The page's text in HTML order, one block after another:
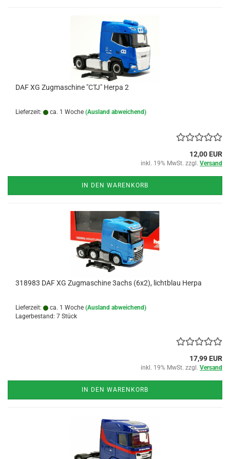
DAF XG Zugmaschine "CTJ" Herpa 2
Lieferzeit: ca. 1 Woche (Ausland abweichend)
12,00 EUR
inkl. 19% MwSt. zzgl. Versand
IN DEN WARENKORB
318983 DAF XG Zugmaschine 3achs (6x2), lichtblau Herpa
Lieferzeit: ca. 1 Woche (Ausland abweichend)
Lagerbestand: 7 Stück
17,99 EUR
inkl. 19% MwSt. zzgl. Versand
IN DEN WARENKORB